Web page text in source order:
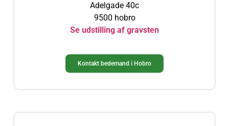
Adelgade 40c
9500 hobro
Se udstilling af gravsten
Kontakt bedemand i Hobro​